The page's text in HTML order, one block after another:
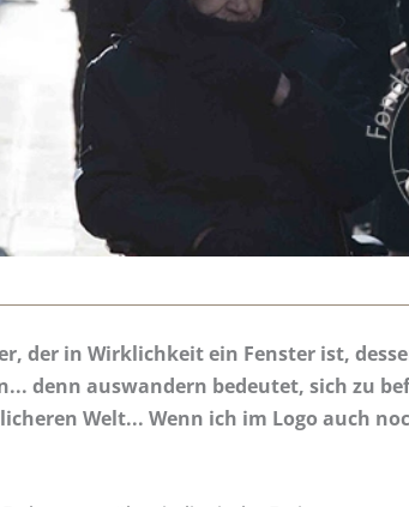
der in Wirklichkeit ein Fenster ist,
denn auswandern bedeutet, sich zu
Welt... Wenn ich im Logo auch